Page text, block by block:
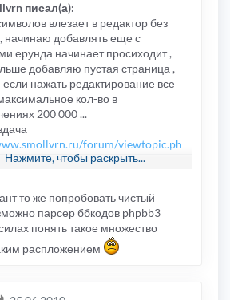
писал(а):
влезает в редактор без
начинаю добавлять еще с
ерунда начинает просиходит ,
добавляю пустая страница ,
нажать редактирование все
кол-во в
200 000 ...
forum/viewtopic.ph
, добавление ниже любого из
оригинальная раздача
Нажмите, чтобы раскрыть...
то же попробовать чистый
парсер ббкодов phpbb3
понять такое множество
распложением